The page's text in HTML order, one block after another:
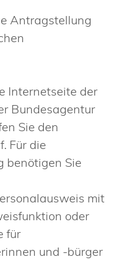
Antragstellung
Internetseite der
Bundesagentur
Sie den
Für die
benötigen Sie
mit
oder
für
und -bürger